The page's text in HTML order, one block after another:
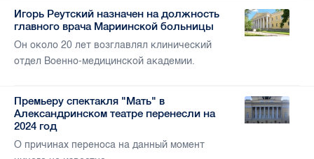
Игорь Реутский назначен на должность
главного врача Мариинской больницы
Он около 20 лет возглавлял клинический
отдел Военно-медицинской академии.
Премьеру спектакля "Мать" в
Александринском театре перенесли на
2024 год
О причинах переноса на данный момент